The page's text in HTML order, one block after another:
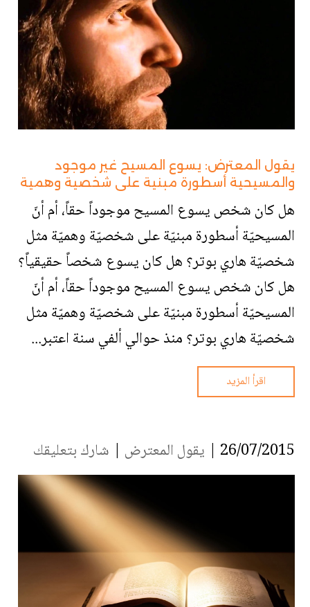
يقول المعترض: يسوع المسيح غير موجود
والمسيحية أسطورة مبنية على شخصية وهمية
هل كان شخص يسوع المسيح موجوداً حقاً، أم أنّ
المسيحيّة أسطورة مبنيّة على شخصيّة وهميّة مثل
شخصيّة هاري بوتر؟ هل كان يسوع شخصاً حقيقياً؟
هل كان شخص يسوع المسيح موجوداً حقاً، أم أنّ
المسيحيّة أسطورة مبنيّة على شخصيّة وهميّة مثل
شخصيّة هاري بوتر؟ منذ حوالي ألفي سنة اعتبر...
اقرأ المزيد
26/07/2015 | يقول المعترض | شارك بتعليقك